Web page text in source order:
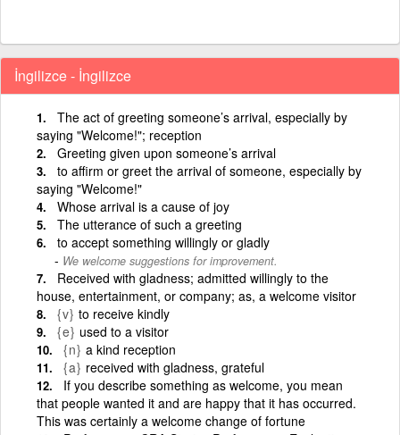
İngilizce - İngilizce
The act of greeting someone’s arrival, especially by
saying "Welcome!"; reception
Greeting given upon someone’s arrival
to affirm or greet the arrival of someone, especially by
saying "Welcome!"
Whose arrival is a cause of joy
The utterance of such a greeting
to accept something willingly or gladly
We welcome suggestions for improvement.
Received with gladness; admitted willingly to the
house, entertainment, or company; as, a welcome visitor
{v} to receive kindly
{e} used to a visitor
{n} a kind reception
{a} received with gladness, grateful
If you describe something as welcome, you mean
that people wanted it and are happy that it has occurred.
This was certainly a welcome change of fortune